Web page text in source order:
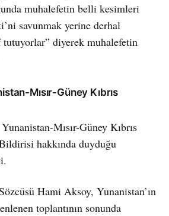
muhalefetin belli kesimleri
savunmak yerine derhal
tutuyorlar” diyerek muhalefetin
Mısır-Güney Kıbrıs
Mısır-Güney Kıbrıs
hakkında duyduğu
Hami Aksoy, Yunanistan’ın
toplantının sonunda